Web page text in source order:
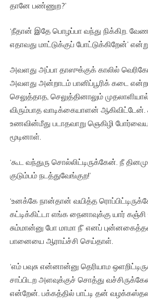
தானே பண்ணுற?’
‘நீதான் இதே பொழப்பா வந்து நிக்கிற.
எதாவது மாட்டுக்குப் போட்டுக்கிறேன்’
அவளது அப்பா தாஸுக்குக் காலில்
அவளது அன்றாடம் பானிப்பூரிக் கடை
செலுத்தாத, செலுத்தினாலும்
விரும்பாத வாடிக்கையாளன் ஆகிவிட்டேன்.
உணவின்மீது படாதவாறு ஞெகிழி
மூடினாள்.
‘கூட வந்துரு சொல்லிட்டிருக்கேன். நீ
குடும்பம் நடத்துவேங்குற!’
‘உனக்கே நான்தான் வயித்த
கட்டிக்கிட்டா எங்க நைனாவுக்கு யார்
சும்மான்னு போ மாமா நீ’ எனப்
பானையை ஆராய்ச்சி செய்தாள்.
‘எம் பவுசு என்னான்னு தெரியாம
சாப்பிடற அளவுக்குச் சொத்து வச்சிருக்கேன்
என்றேன். பக்கத்தில் பாட்டி தன்